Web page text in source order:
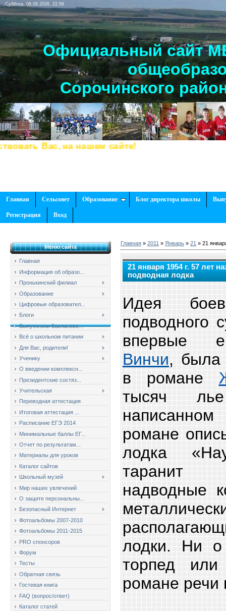
Суббота, 08.08.2026, 22:56
Официальный сайт
Сорочинского
Вас, на нашем сайте!
Главная Сельсовет Образование Блог директора школы
Регистрация Вход
Меню сайта
Главная
Информация об образо...
Пронькинский филиал
Образование
Цифровые образовател...
Блоги
Выпускники Баклановс...
Всё о школьном питании
Для Вас, родители!
Ученику
О введении комплексн...
Президентские состяз...
Учительская
Переводная аттестация
Итоговая аттестация ...
Расписание ЕГЭ 2014
Минимальные баллы ЕГ...
Отчет по результатам...
Материалы для уроков
Каталог сайтов
Школьный музей
Мир наших увлечений
О защите персональны...
Безопасный Интернет
Фотоальбомы 2007-2010
Фотоальбомы 2011-2015
PRO спонсоров
Форум
Тесты
Обратная связь
Гостевая книга
FAQ (вопрос/ответ)
Каталог статей
Главная » 2011 » Январь » 21 » 21
21 января 1954 г. 57 лет
подводная лодка
Идея
подводного
впервые
Винчи, была
в романе
тысяч
романе
лодка
таранит
надводные
лодки. Ни о
торпед
романе